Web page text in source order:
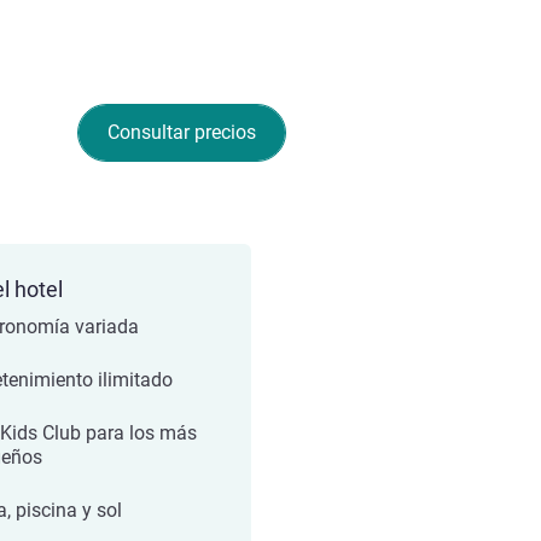
Consultar precios
hotel
variada
ilimitado
Club para los más
piscina y sol